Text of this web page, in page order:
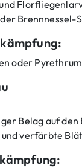
Brennnessel-
oder
Belag auf
verfärbte